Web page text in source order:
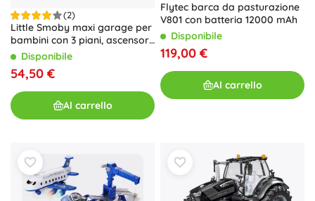
(2)
Little Smoby maxi garage per
bambini con 3 piani, ascensore
e autolavaggio
Disponibile
54,50 €
Al carrello
Flytec barca da pasturazione
V801 con batteria 12000 mAh
Disponibile
119,00 €
Al carrello